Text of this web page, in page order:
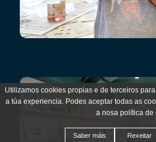
Utilizamos cookies propias e de terceiros
a túa experiencia. Podes aceptar todas as
a nosa política de
Saber máis Rexeitar